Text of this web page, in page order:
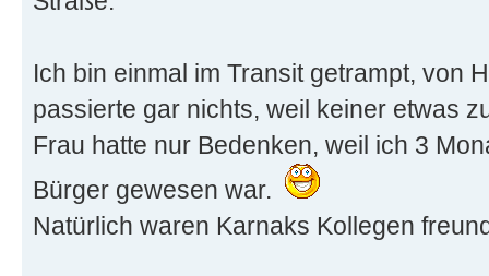
Ich bin einmal im Transit getrampt, von
passierte gar nichts, weil keiner etwas
Frau hatte nur Bedenken, weil ich 3
Bürger gewesen war.
Natürlich waren Karnaks Kollegen